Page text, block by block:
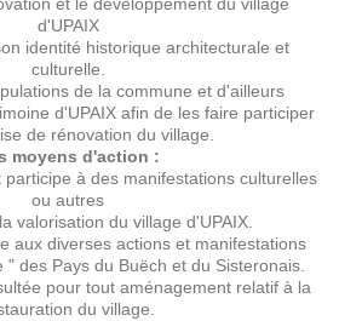
d'UPAIX
identité historique architecturale et
culturelle.
de la commune et d'ailleurs
d'UPAIX afin de les faire participer
de rénovation du village.
moyens d'action :
participe à des manifestations culturelles
ou autres
valorisation du village d'UPAIX.
aux diverses actions et manifestations
des Pays du Buëch et du Sisteronais.
pour tout aménagement relatif à la
du village.